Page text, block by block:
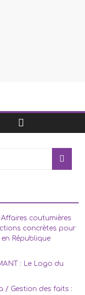
Affaires coutumières
concrètes pour
République
: Le Logo du
/ Gestion des faits :